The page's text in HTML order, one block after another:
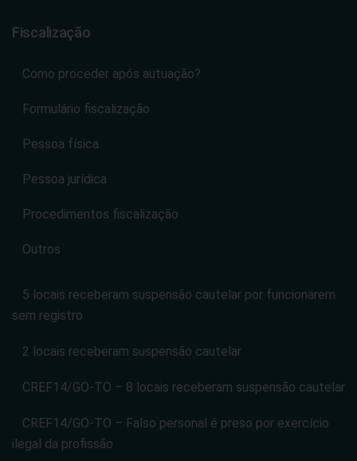
Fiscalização
Como proceder após autuação?
Formulário fiscalização
Pessoa física
Pessoa jurídica
Procedimentos fiscalização
Outros
5 locais receberam suspensão cautelar por funcionarem
sem registro
2 locais receberam suspensão cautelar
CREF14/GO-TO – 8 locais receberam suspensão cautelar
CREF14/GO-TO – Falso personal é preso por exercício
ilegal da profissão